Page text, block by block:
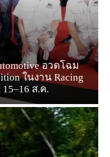
อวดโฉม
ในงาน Racing
15–16 ส.ค.